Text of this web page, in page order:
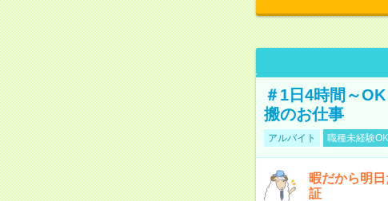
＃1日4時間～
搬のお仕事
アルバイト 職種未経験OK
暇だから明
証